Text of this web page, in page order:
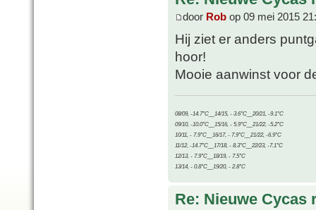
door Rob op 09 mei 2015
Hij ziet er anders
hoor!
Mooie aanwinst voor
08/09, -14.7°C__14/15, - 3.6°C__20/21, -9.1°C
09/10, -10.0°C__15/16, - 5.9°C__21/22, -5.2°C
10/11, - 7.9°C__16/17, - 7.9°C__21/22, -6.9°C
11/12, -14.7°C__17/18, - 8.3°C__22/23, -7.1°C
12/13, - 7.9°C__18/19, - 7.5°C
13/14, - 0.8°C__19/20, - 2.8°C
Re: Nieuwe Cycas